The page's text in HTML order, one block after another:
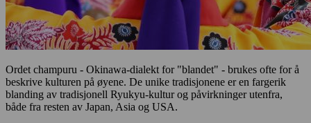
Ordet champuru - Okinawa-dialekt for "blandet" - brukes ofte for å
beskrive kulturen på øyene. De unike tradisjonene er en fargerik
blanding av tradisjonell Ryukyu-kultur og påvirkninger utenfra,
både fra resten av Japan, Asia og USA.